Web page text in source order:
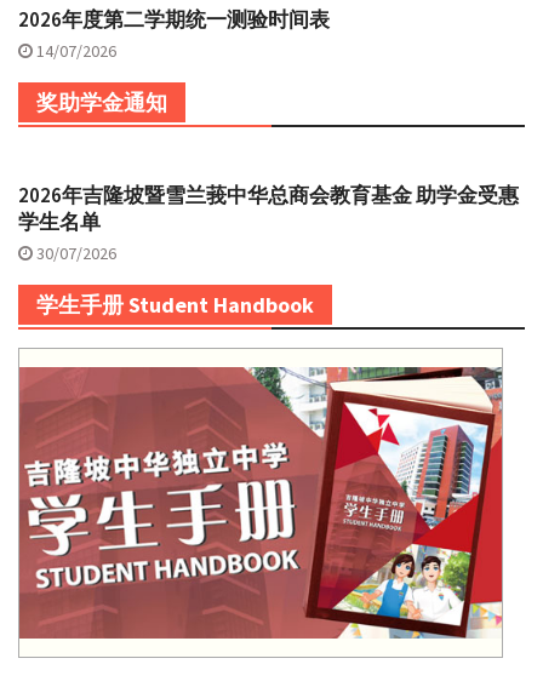
2026年度第二学期统一测验时间表
14/07/2026
奖助学金通知
2026年吉隆坡暨雪兰莪中华总商会教育基金 助学金受惠
学生名单
30/07/2026
学生手册 Student Handbook